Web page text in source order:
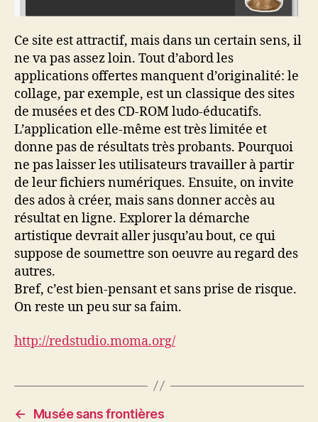
Ce site est attractif, mais dans un certain sens, il
ne va pas assez loin. Tout d’abord les
applications offertes manquent d’originalité: le
collage, par exemple, est un classique des sites
de musées et des CD-ROM ludo-éducatifs.
L’application elle-même est très limitée et
donne pas de résultats très probants. Pourquoi
ne pas laisser les utilisateurs travailler à partir
de leur fichiers numériques. Ensuite, on invite
des ados à créer, mais sans donner accès au
résultat en ligne. Explorer la démarche
artistique devrait aller jusqu’au bout, ce qui
suppose de soumettre son oeuvre au regard des
autres.
Bref, c’est bien-pensant et sans prise de risque.
On reste un peu sur sa faim.
http://redstudio.moma.org/
←
Musée sans frontières